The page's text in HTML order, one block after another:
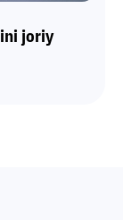
joriy